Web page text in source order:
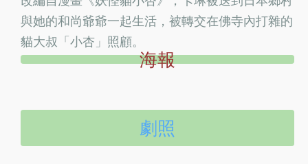
與她的和尚爺爺一起生活，被轉交在佛寺內打雜的
貓大叔「小杏」照顧。
海報
劇照